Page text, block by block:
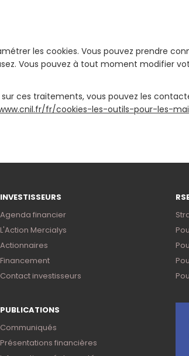
les cookies. Vous pouvez prendre
Vous pouvez à tout moment modifier
ces traitements, vous pouvez les
fr/cookies-les-outils-pour-les-
INVESTISSEURS
Agenda financier
L'Action Mercialys
Actionnaires
Financement
Contact investisseurs
PUBLICATIONS
Communiqués
Présentations financières